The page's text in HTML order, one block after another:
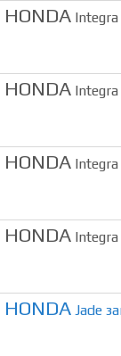
HONDA
HONDA
HONDA
HONDA
HONDA Jade